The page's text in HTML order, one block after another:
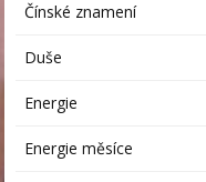
Čínské znamení
Duše
Energie
Energie měsíce